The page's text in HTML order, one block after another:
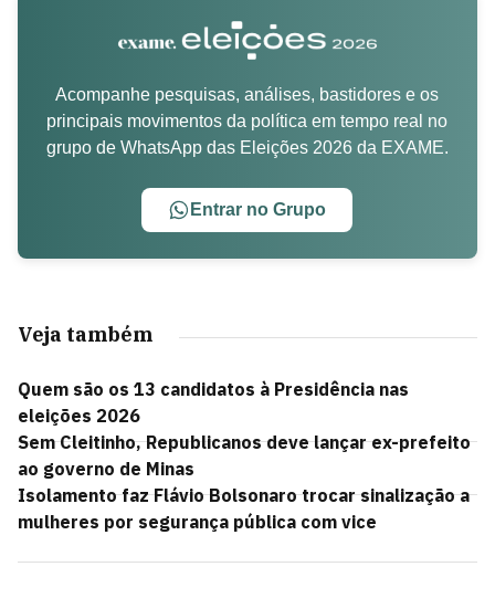
Acompanhe pesquisas, análises, bastidores e os
principais movimentos da política em tempo real no
grupo de WhatsApp das Eleições 2026 da EXAME.
Entrar no Grupo
Veja também
Quem são os 13 candidatos à Presidência nas
eleições 2026
Sem Cleitinho, Republicanos deve lançar ex-prefeito
ao governo de Minas
Isolamento faz Flávio Bolsonaro trocar sinalização a
mulheres por segurança pública com vice